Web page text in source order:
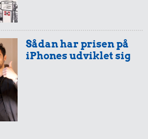
56 kr.
1/2 kg skæreost
Sådan har prisen på
iPhones udviklet sig